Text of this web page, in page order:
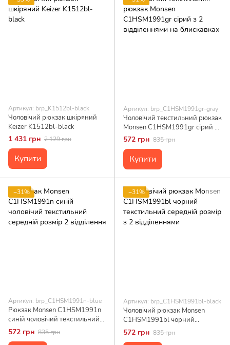
Артикул: brp_K1512bl-black
Чоловічий рюкзак шкіряний
Keizer K1512bl-black
1 431 грн 2 129 грн
Купити
Артикул: brp_C1HSM1991gr-gray
Чоловічий текстильний рюкзак
Monsen C1HSM1991gr сірий з
2 відділеннями на блискавках
572 грн 835 грн
Купити
−31%
Артикул: brp_C1HSM1991n-blue
Рюкзак Monsen C1HSM1991n
синій чоловічий текстильний
середній розмір 2 відділення
572 грн 835 грн
−31%
Артикул: brp_C1HSM1991bl-black
Чоловічий рюкзак Monsen
C1HSM1991bl чорний
текстильний середній розмір з
2 відділеннями
572 грн 835 грн